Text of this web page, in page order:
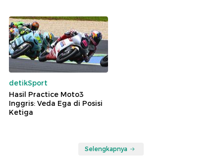
detikSport
Hasil Practice Moto3
Inggris: Veda Ega di Posisi
Ketiga
Selengkapnya